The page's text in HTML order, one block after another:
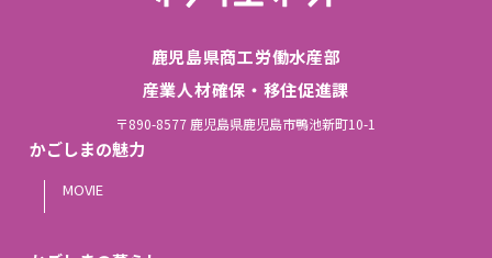
鹿児島県商工労働水産部
産業人材確保・移住促進課
〒890-8577 鹿児島県鹿児島市鴨池新町10-1
かごしまの魅力
MOVIE